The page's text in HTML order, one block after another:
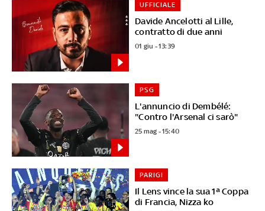
Davide Ancelotti al Lille,
contratto di due anni
UFFICIALE
01 giu - 13:39
L'annuncio di Dembélé:
"Contro l'Arsenal ci sarò"
PSG
25 mag - 15:40
Il Lens vince la sua 1ª Coppa
di Francia, Nizza ko
PARIGI